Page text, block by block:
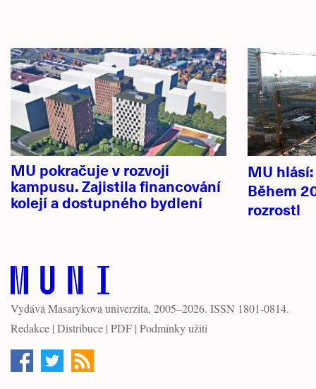
články
Hlavní
novinky
MU pokračuje v rozvoji
kampusu. Zajistila financování
kolejí a dostupného bydlení
MU
Během
rozrostl
Vydává Masarykova univerzita, 2005–2026. ISSN 1801-0814.
Redakce | Distribuce | PDF | Podmínky užití